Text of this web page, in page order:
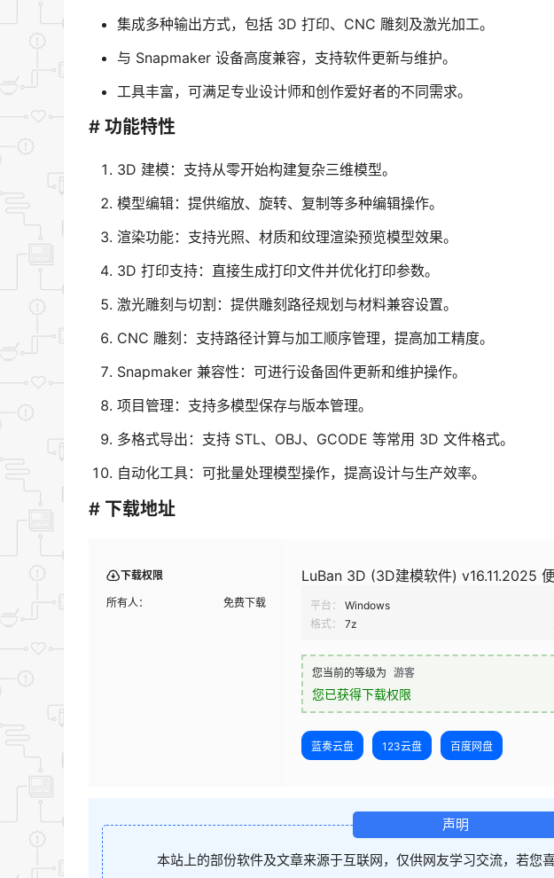
集成多种输出方式，包括 3D 打印、CNC 雕刻及激光加工。
与 Snapmaker 设备高度兼容，支持软件更新与维护。
工具丰富，可满足专业设计师和创作爱好者的不同需求。
# 功能特性
3D 建模：支持从零开始构建复杂三维模型。
模型编辑：提供缩放、旋转、复制等多种编辑操作。
渲染功能：支持光照、材质和纹理渲染预览模型效果。
3D 打印支持：直接生成打印文件并优化打印参数。
激光雕刻与切割：提供雕刻路径规划与材料兼容设置。
CNC 雕刻：支持路径计算与加工顺序管理，提高加工精度。
Snapmaker 兼容性：可进行设备固件更新和维护操作。
项目管理：支持多模型保存与版本管理。
多格式导出：支持 STL、OBJ、GCODE 等常用 3D 文件格式。
自动化工具：可批量处理模型操作，提高设计与生产效率。
# 下载地址
下载权限
所有人： 免费下载
LuBan 3D (3D建模软件) v16.11.2025
平台： Windows
格式：
7z
您当前的等级为 游客
您已获得下载权限
蓝奏云盘 123云盘 百度网盘
声明
本站上的部份软件及文章来源于互联网，仅供网友学习交流，若您